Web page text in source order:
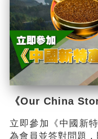
《Our China
立即參加《中國新
為會員並答對問題